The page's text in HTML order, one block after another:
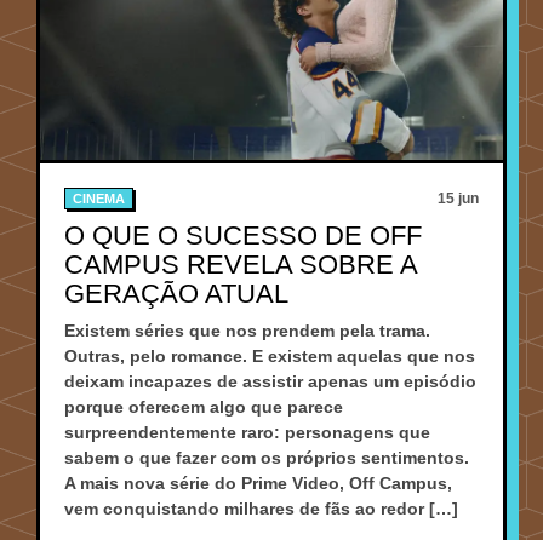
CINEMA 15 jun
O QUE O SUCESSO DE OFF
CAMPUS REVELA SOBRE A
GERAÇÃO ATUAL
Existem séries que nos prendem pela trama.
Outras, pelo romance. E existem aquelas que nos
deixam incapazes de assistir apenas um episódio
porque oferecem algo que parece
surpreendentemente raro: personagens que
sabem o que fazer com os próprios sentimentos.
A mais nova série do Prime Video, Off Campus,
vem conquistando milhares de fãs ao redor […]